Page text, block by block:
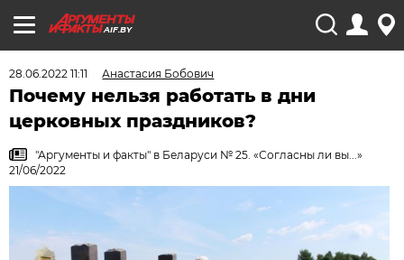
AIF.BY
28.06.2022 11:11 Анастасия Бобович
Почему нельзя работать в дни
церковных праздников?
"Аргументы и факты" в Беларуси № 25. «Согласны ли вы...»
21/06/2022